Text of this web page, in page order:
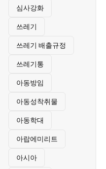
심사강화
쓰레기
쓰레기 배출규정
쓰레기통
아동방임
아동성착취물
아동학대
아랍에미리트
아시아